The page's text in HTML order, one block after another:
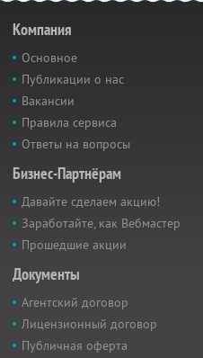
Компания
Основное
Публикации о нас
Вакансии
Правила сервиса
Ответы на вопросы
Бизнес-Партнёрам
Давайте сделаем акцию!
Заработайте, как Вебмастер
Прошедшие акции
Документы
Агентский договор
Лицензионный договор
Публичная оферта